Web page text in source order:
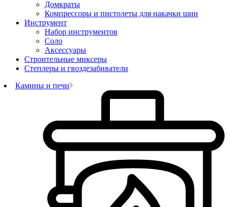
Домкраты
Компрессоры и пистолеты для накачки шин
Инструмент
Набор инструментов
Соло
Аксессуары
Строительные миксеры
Степлеры и гвоздезабиватели
Камины и печи